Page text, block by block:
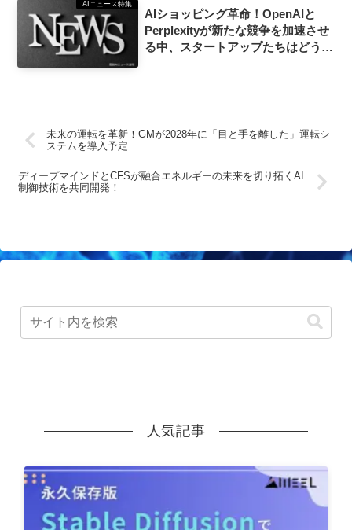
AIニュース特集
AIショッピング革命！OpenAIと
Perplexityが新たな競争を加速させ
る中、スタートアップたちはどう対
未来の運転を革新！GMが2028年に「目と手を離した」運転シ
ステムを導入予定
ディープマインドとCFSが融合エネルギーの未来を切り拓くAI
制御技術を共同開発！
人気記事